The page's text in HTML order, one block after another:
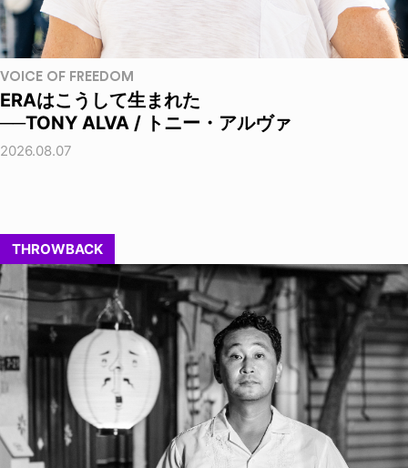
VOICE OF FREEDOM
ERAはこうして生まれた
──TONY ALVA / トニー・アルヴァ
2026.08.07
THROWBACK